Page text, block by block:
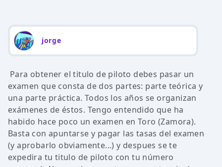
jorge
Para obtener el titulo de piloto debes pasar un
examen que consta de dos partes: parte teórica y
una parte práctica. Todos los años se organizan
exámenes de éstos. Tengo entendido que ha
habido hace poco un examen en Toro (Zamora).
Basta con apuntarse y pagar las tasas del examen
(y aprobarlo obviamente...) y despues se te
expedira tu titulo de piloto con tu número